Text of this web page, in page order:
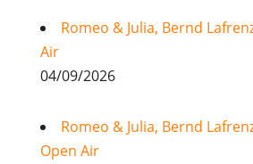
Romeo & Julia, Bernd
Air
04/09/2026
Romeo & Julia, Bernd
Open Air